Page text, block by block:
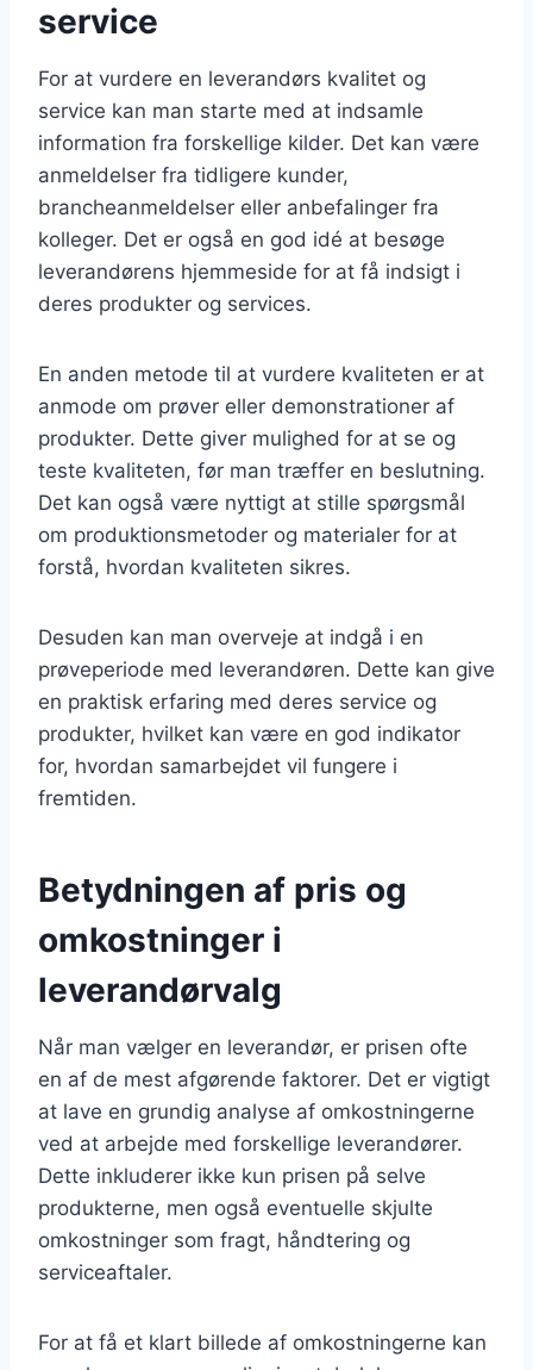
service
For at vurdere en leverandørs kvalitet og
service kan man starte med at indsamle
information fra forskellige kilder. Det kan være
anmeldelser fra tidligere kunder,
brancheanmeldelser eller anbefalinger fra
kolleger. Det er også en god idé at besøge
leverandørens hjemmeside for at få indsigt i
deres produkter og services.
En anden metode til at vurdere kvaliteten er at
anmode om prøver eller demonstrationer af
produkter. Dette giver mulighed for at se og
teste kvaliteten, før man træffer en beslutning.
Det kan også være nyttigt at stille spørgsmål
om produktionsmetoder og materialer for at
forstå, hvordan kvaliteten sikres.
Desuden kan man overveje at indgå i en
prøveperiode med leverandøren. Dette kan give
en praktisk erfaring med deres service og
produkter, hvilket kan være en god indikator
for, hvordan samarbejdet vil fungere i
fremtiden.
Betydningen af pris og
omkostninger i
leverandørvalg
Når man vælger en leverandør, er prisen ofte
en af de mest afgørende faktorer. Det er vigtigt
at lave en grundig analyse af omkostningerne
ved at arbejde med forskellige leverandører.
Dette inkluderer ikke kun prisen på selve
produkterne, men også eventuelle skjulte
omkostninger som fragt, håndtering og
serviceaftaler.
For at få et klart billede af omkostningerne kan